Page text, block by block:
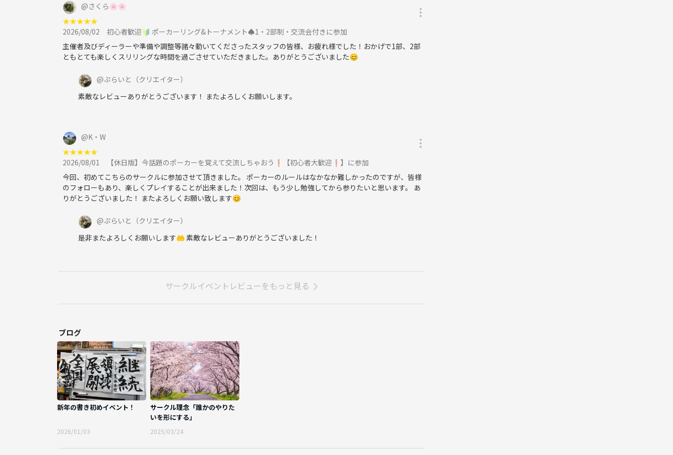
@さくら🌸🌸
★★★★★
2026/08/02
初心者歓迎🔰 ポーカーリング&トーナメント♠️1・2部制・交流会付きに参加
主催者及びディーラーや準備や調整等諸々動いてくださったスタッフの皆様、お疲れ様でした！おかげで1部、2部
ともとても楽しくスリリングな時間を過ごさせていただきました。ありがとうございました😊
@ぷらいと （クリエイター）
素敵なレビューありがとうございます！ またよろしくお願いします。
@K・W
★★★★★
2026/08/01
【休日版】今話題のポーカーを覚えて交流しちゃおう❗️【初心者大歓迎❗️】に参加
今回、初めてこちらのサークルに参加させて頂きました。 ポーカーのルールはなかなか難しかったのですが、皆様
のフォローもあり、楽しくプレイすることが出来ました！次回は、もう少し勉強してから参りたいと思います。 あ
りがとうございました！ またよろしくお願い致します😊
@ぷらいと （クリエイター）
是非またよろしくお願いします🤲 素敵なレビューありがとうございました！
サークルイベントレビューをもっと見る
ブログ
新年の書き初めイベント！
2026/01/03
サークル理念「誰かのやりた
いを形にする」
2025/03/24